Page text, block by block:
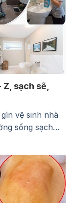
sạch sẽ,
vệ sinh nhà
sống sạch
Bởi…